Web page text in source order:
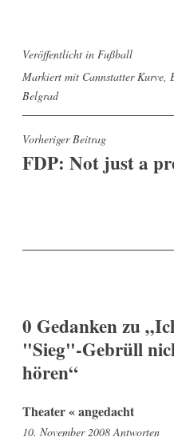
Veröffentlicht in Fußball
Markiert mit Cannstatter Kurve,
Belgrad
Beitragsnavigation
Vorheriger Beitrag
FDP: Not just a
0 Gedanken zu „
"Sieg"-Gebrüll
hören“
Theater « angedacht
10. November 200815:49
Antworten